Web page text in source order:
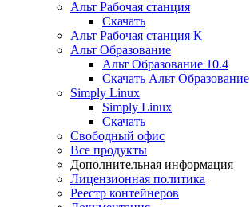
Альт Рабочая станция
Скачать
Альт Рабочая станция К
Альт Образование
Альт Образование 10.4
Скачать Альт Образование
Simply Linux
Simply Linux
Скачать
Свободный офис
Все продукты
Дополнительная информация
Лицензионная политика
Реестр контейнеров